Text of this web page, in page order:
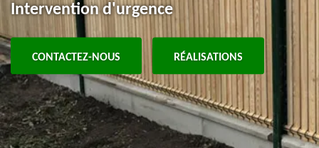
Intervention d'urgence
CONTACTEZ-NOUS RÉALISATIONS